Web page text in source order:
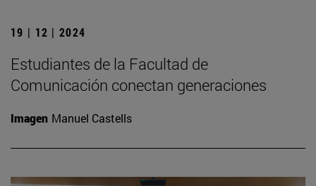
19 | 12 | 2024
Estudiantes de la Facultad de
Comunicación conectan generaciones
Imagen Manuel Castells